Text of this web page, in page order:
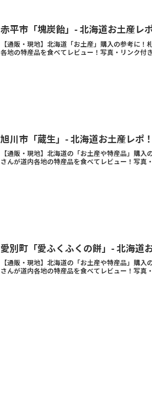
赤平市「塊炭飴」- 北海道お土産レ
【通販・現地】北海道「お土産」購入の参考に！
各地の特産品を食べてレビュー！写真・リンク付き
旭川市「蔵生」- 北海道お土産レポ！
【通販・現地】北海道の「お土産や特産品」購入
さんが道内各地の特産品を食べてレビュー！写真
愛別町「愛ふくふくの餅」- 北海道
【通販・現地】北海道の「お土産や特産品」購入
さんが道内各地の特産品を食べてレビュー！写真